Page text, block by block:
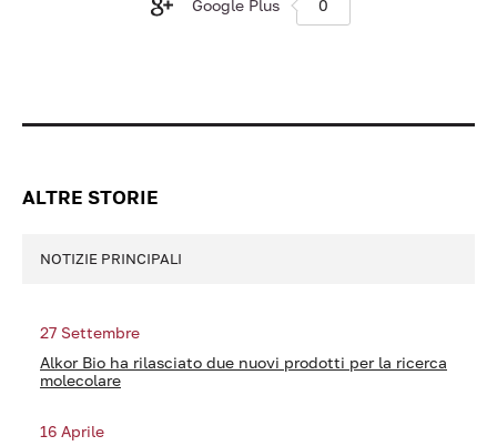
Google Plus 0
ALTRE STORIE
NOTIZIE PRINCIPALI
27 Settembre
Alkor Bio ha rilasciato due nuovi prodotti per la ricerca
molecolare
16 Aprile